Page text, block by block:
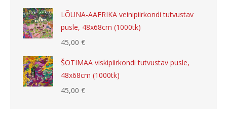
LÕUNA-AAFRIKA veinipiirkondi tutvustav
pusle, 48x68cm (1000tk)
45,00 €
ŠOTIMAA viskipiirkondi tutvustav pusle,
48x68cm (1000tk)
45,00 €